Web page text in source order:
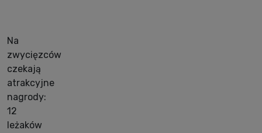
Na
zwycięzców
czekają
atrakcyjne
nagrody:
12
leżaków